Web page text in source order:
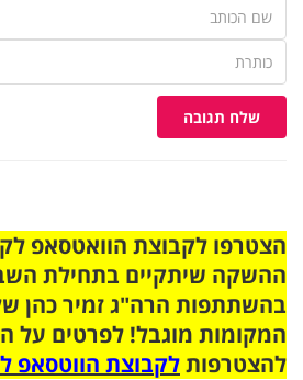
שלח תגובה
ההשקה שיתקיים בתחילת
בהשתתפות הרה"ג זמיר כהן
המקומות מוגבל! לפרטים על
להצטרפותלקבוצת הווטסאפ